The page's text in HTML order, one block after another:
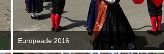
Europeade 2016
7. September 2016